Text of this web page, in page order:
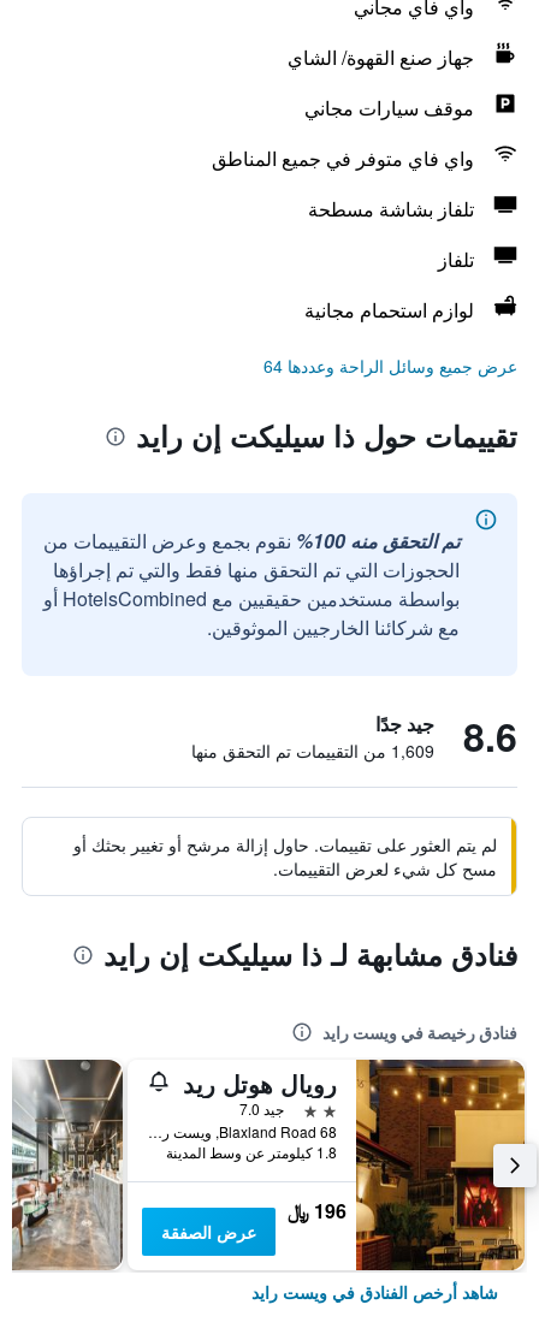
واي فاي مجاني
جهاز صنع القهوة/ الشاي
موقف سيارات مجاني
واي فاي متوفر في جميع المناطق
تلفاز بشاشة مسطحة
تلفاز
لوازم استحمام مجانية
عرض جميع وسائل الراحة وعددها 64
تقييمات حول ذا سيليكت إن رايد
تم التحقق منه 100%
نقوم بجمع وعرض التقييمات من
الحجوزات التي تم التحقق منها فقط والتي تم إجراؤها
بواسطة مستخدمين حقيقيين مع HotelsCombined أو
مع شركائنا الخارجيين الموثوقين.
8.6 جيد جدًا
1,609 من التقييمات تم التحقق منها
لم يتم العثور على تقييمات. حاول إزالة مرشح أو تغيير بحثك أو
مسح كل شيء لعرض التقييمات.
فنادق مشابهة لـ ذا سيليكت إن رايد
فنادق رخيصة في ويست رايد
رويال هوتل ريد
2 نجمتين
جيد 7.0
68 Blaxland Road, ويست رايد, NSW, أستراليا
1.8 كيلومتر عن وسط المدينة
196 ﷼
عرض الصفقة
شاهد أرخص الفنادق في ويست رايد